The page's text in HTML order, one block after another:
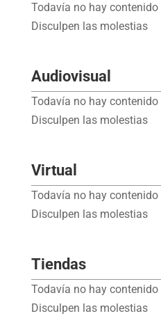
Todavía no hay
Disculpen las molestias
Audiovisual
Todavía no hay
Disculpen las molestias
Virtual
Todavía no hay
Disculpen las molestias
Tiendas
Todavía no hay
Disculpen las molestias